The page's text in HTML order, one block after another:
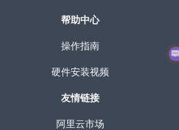
帮助中心
操作指南
硬件安装视频
友情链接
阿里云市场